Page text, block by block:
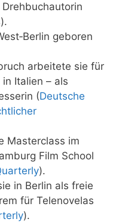
geboren
arbeitete sie für
Italien – als
(Deutsche
Masterclass im
Film School
).
in Berlin als freie
für Telenovelas
).